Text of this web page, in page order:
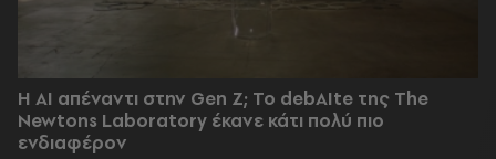
Η AI απέναντι στην Gen Z; Το debAIte της The
Newtons Laboratory έκανε κάτι πολύ πιο
ενδιαφέρον